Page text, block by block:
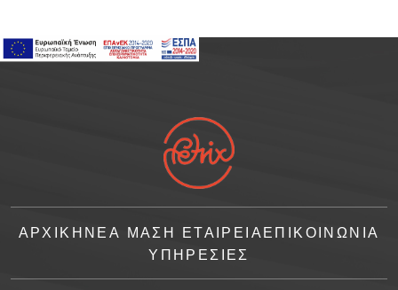
ΑΡΧΙΚΗΝΈΑ ΜΑΣΗ ΕΤΑΙΡΕΙΑΕΠΙΚΟΙΝΩΝΙΑ
ΥΠΗΡΕΣΙΕΣ